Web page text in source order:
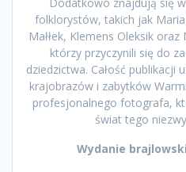
Dodatkowo znajdują się
folklorystów, takich jak
Małłek, Klemens Oleksik
którzy przyczynili się do
dziedzictwa. Całość publikacji
krajobrazów i zabytków
profesjonalnego fotografa,
świat tego
Wydanie